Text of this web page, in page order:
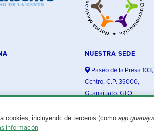
cookies, incluyendo de terceros (como
información
NUESTRA SEDE
Paseo de la Presa 103,
Centro, C.P. 36000,
Guanajuato, GTO.
esta página?Repórtalo aquí.